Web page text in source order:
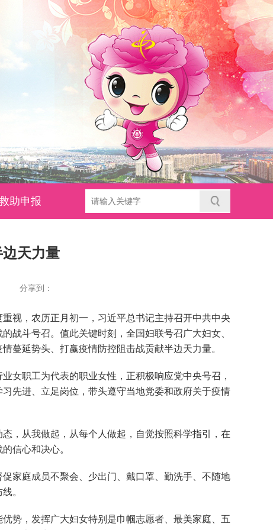
助申报
天力量
分享到：
视，农历正月初一，习近平总书记主持召开中共中央
战斗号召。值此关键时刻，全国妇联号召广大妇女、
蔓延势头、打赢疫情防控阻击战贡献半边天力量。
女职工为代表的职业女性，正积极响应党中央号召，
先进、立足岗位，带头遵守当地党委和政府关于疫情
，从我做起，从每个人做起，自觉按照科学指引，在
信心和决心。
家庭成员不聚会、少出门、戴口罩、勤洗手、不随地
。
势，发挥广大妇女特别是巾帼志愿者、最美家庭、五